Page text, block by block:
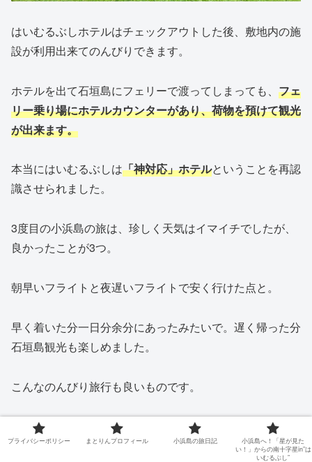
はいむるぶしホテルはチェックアウトした後、敷地内の施
設が利用出来てのんびりできます。
ホテルを出て石垣島にフェリーで渡ってしまっても、 フェ
リー乗り場にホテルカウンターがあり、荷物を預けて観光
が出来ます。
本当にはいむるぶしは「神対応」ホテルということを再認
識させられました。
3度目の小浜島の旅は、珍しく天気はイマイチでしたが、
良かったことが3つ。
朝早いフライトと夜遅いフライトで安く行けた点と。
早く着いた分一日分余分にあったみたいで。遅く帰った分
石垣島観光も楽しめました。
こんなのんびり旅行も良いものです。
プライバシーポリシー まとりんプロフィール 小浜島の旅日記
小浜島へ！「星が見た
い！」からの南十字星in”は
いむるぶし”